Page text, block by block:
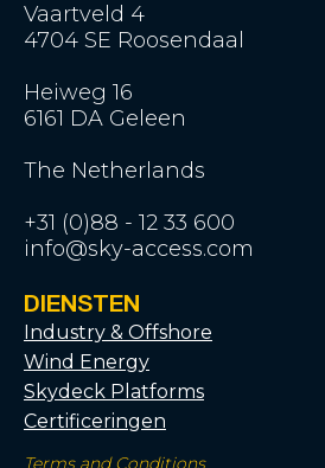
Vaartveld 4
4704 SE Roosendaal
Heiweg 16
6161 DA Geleen
The Netherlands
+31 (0)88 - 12 33 600
info@sky-access.com
DIENSTEN
Industry & Offshore
Wind Energy
Skydeck Platforms
Certificeringen
Terms and Conditions